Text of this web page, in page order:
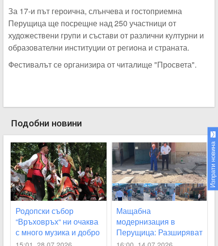
За 17-и път героична, слънчева и гостоприемна
Перущица ще посрещне над 250 участници от
художествени групи и състави от различни културни и
образователни институции от региона и страната.
Фестивалът се организира от читалище "Просвета".
Подобни новини
Родопски събор
“Връховръх“ ни очаква
с много музика и добро
настроение
Мащабна
модернизация в
Перущица: Разширяват
новия водопровод и
Изпрати новина